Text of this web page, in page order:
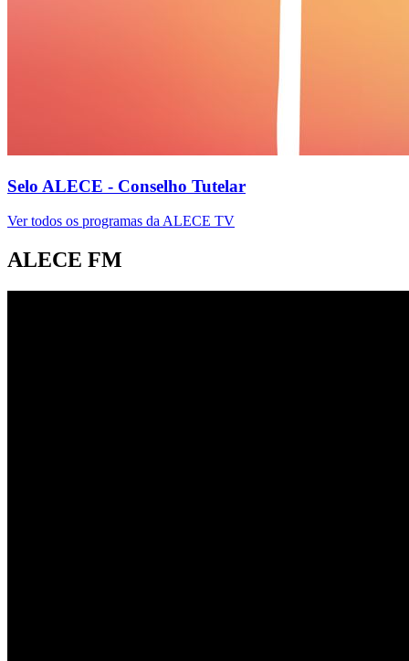
Selo ALECE - Conselho Tutelar
Ver todos os programas da ALECE TV
ALECE FM